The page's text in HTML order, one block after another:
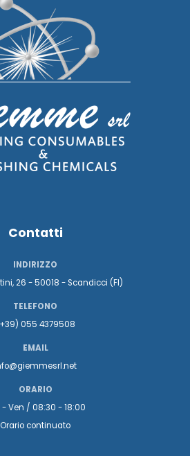
Contatti
INDIRIZZO
26 - 50018 - Scandicci (FI)
TELEFONO
055 4379508
EMAIL
ORARIO
- Ven / 08:30 - 18:00
Orario continuato